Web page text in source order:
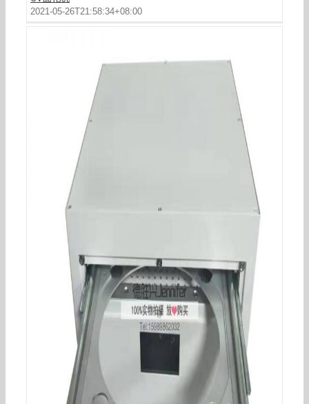
2021-05-26T21:58:34+08:00